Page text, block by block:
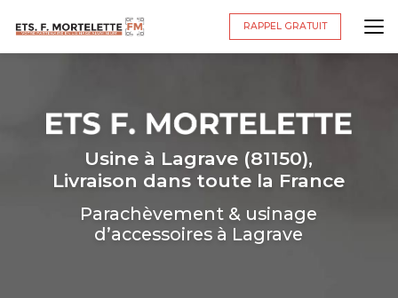
principal
RAPPEL GRATUIT
Usine à Lagrave (81150),
Livraison dans toute la France
Parachèvement & usinage
d’accessoires à Lagrave